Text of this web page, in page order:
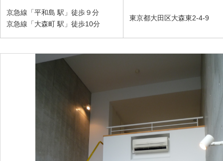
京急線「平和島 駅」徒歩９分
京急線「大森町 駅」徒歩10分
東京都大田区大森東2-4-9